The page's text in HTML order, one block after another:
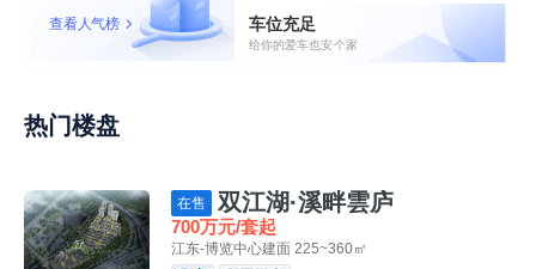
查看人气榜 车位充足
给你的爱车也安个家
热门楼盘
在售 双江湖·溪畔雲庐
700万元/套起
江东-博览中心建面 225~360㎡